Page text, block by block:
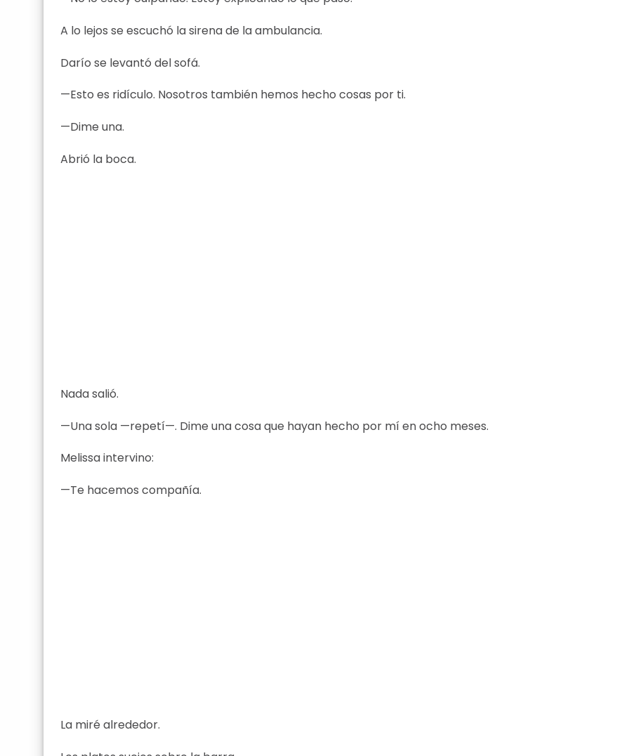
A lo lejos se escuchó la sirena de la ambulancia.
Darío se levantó del sofá.
—Esto es ridículo. Nosotros también hemos hecho cosas por ti.
—Dime una.
Abrió la boca.
Nada salió.
—Una sola —repetí—. Dime una cosa que hayan hecho por mí en ocho meses.
Melissa intervino:
—Te hacemos compañía.
La miré alrededor.